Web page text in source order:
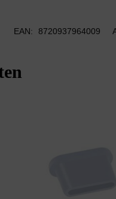
EAN: 8720937964009